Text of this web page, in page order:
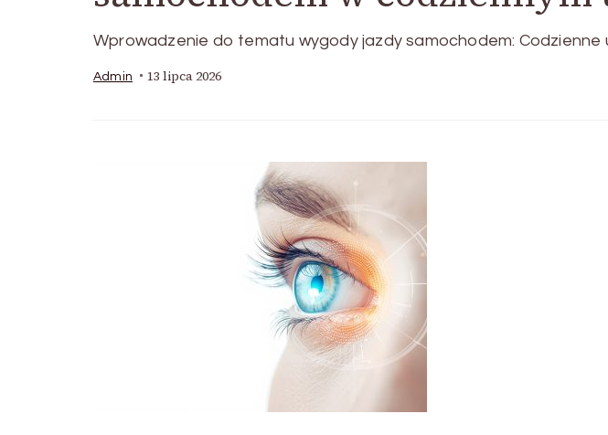
Wprowadzenie do tematu wygody jazdy samochodem:
Admin 13 lipca 2026